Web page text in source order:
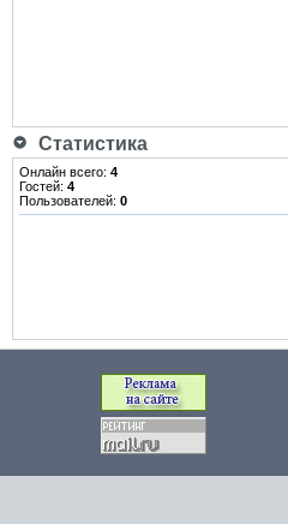
Статистика
Онлайн всего: 4
Гостей: 4
Пользователей: 0